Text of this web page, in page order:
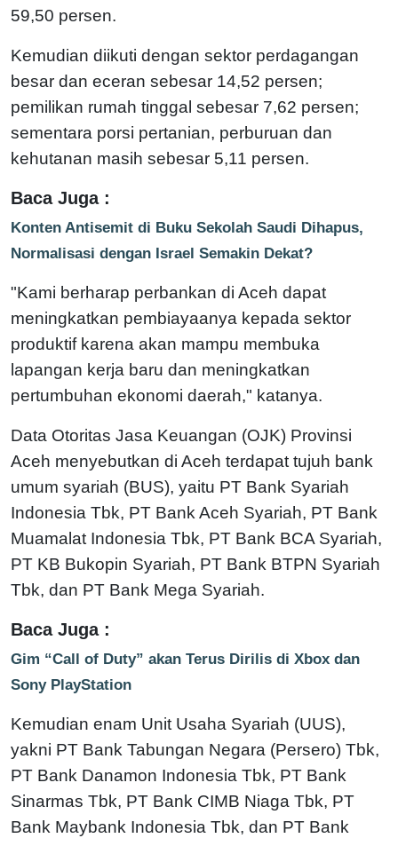
59,50 persen.
Kemudian diikuti dengan sektor perdagangan
besar dan eceran sebesar 14,52 persen;
pemilikan rumah tinggal sebesar 7,62 persen;
sementara porsi pertanian, perburuan dan
kehutanan masih sebesar 5,11 persen.
Baca Juga :
Konten Antisemit di Buku Sekolah Saudi Dihapus,
Normalisasi dengan Israel Semakin Dekat?
"Kami berharap perbankan di Aceh dapat
meningkatkan pembiayaanya kepada sektor
produktif karena akan mampu membuka
lapangan kerja baru dan meningkatkan
pertumbuhan ekonomi daerah," katanya.
Data Otoritas Jasa Keuangan (OJK) Provinsi
Aceh menyebutkan di Aceh terdapat tujuh bank
umum syariah (BUS), yaitu PT Bank Syariah
Indonesia Tbk, PT Bank Aceh Syariah, PT Bank
Muamalat Indonesia Tbk, PT Bank BCA Syariah,
PT KB Bukopin Syariah, PT Bank BTPN Syariah
Tbk, dan PT Bank Mega Syariah.
Baca Juga :
Gim “Call of Duty” akan Terus Dirilis di Xbox dan
Sony PlayStation
Kemudian enam Unit Usaha Syariah (UUS),
yakni PT Bank Tabungan Negara (Persero) Tbk,
PT Bank Danamon Indonesia Tbk, PT Bank
Sinarmas Tbk, PT Bank CIMB Niaga Tbk, PT
Bank Maybank Indonesia Tbk, dan PT Bank